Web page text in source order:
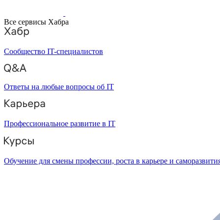
Все сервисы Хабра
Сообщество IT-специалистов
Ответы на любые вопросы об IT
Профессиональное развитие в IT
Обучение для смены профессии, роста в карьере и